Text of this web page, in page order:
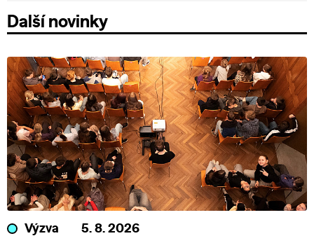
Další novinky
Výzva 5. 8. 2026